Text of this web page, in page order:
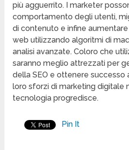
più agguerrito. I marketer
comportamento degli utenti,
di contenuto e infine
web utilizzando algoritmi di
analisi avanzate. Coloro che
saranno meglio attrezzati per
della SEO e ottenere successo
loro sforzi di marketing digitale
tecnologia progredisce.
Pin It